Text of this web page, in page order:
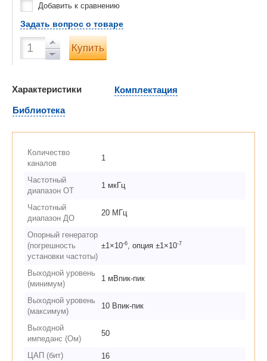
Добавить к сравнению
Задать вопрос о товаре
Купить
Характеристики
Комплектация
Библиотека
Количество
каналов
1
Частотный
диапазон ОТ
1 мкГц
Частотный
диапазон ДО
20 МГц
Опорный генератор
(погрешность
установки частоты)
±1×10-6, опция ±1×10-7
Выходной уровень
(минимум)
1 мВпик-пик
Выходной уровень
(максимум)
10 Впик-пик
Выходной
импеданс (Ом)
50
ЦАП (бит)
16